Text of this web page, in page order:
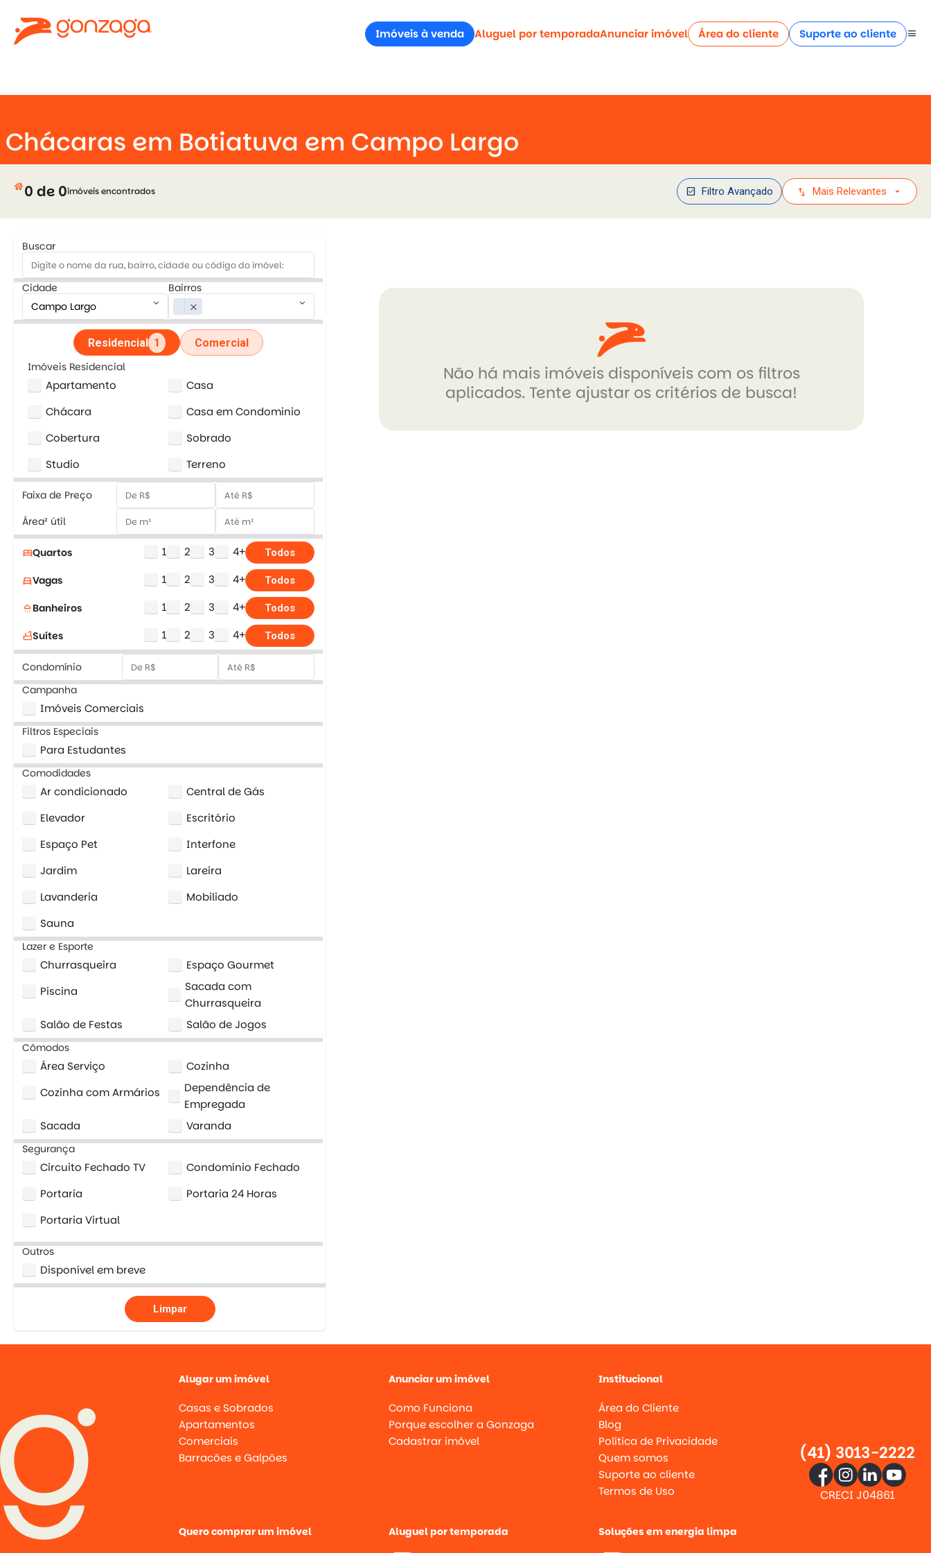
Imóveis à venda Aluguel por temporadaAnunciar imóvel Área do cliente Suporte ao cliente menu
Chácaras em Botiatuva em Campo Largo
house0 de 0imóveis encontrados check_box Filtro Avançado swap_vert Mais Relevantes arrow_drop_down
Buscar
Cidade
keyboard_arrow_down
Bairros
close keyboard_arrow_down
Residencial 1 Comercial
Imóveis Residencial
Apartamento
Casa
Chácara
Casa em Condominio
Cobertura
Sobrado
Studio
Terreno
Faixa de Preço
Área² útil
bedQuartos 1 2 3 4+ Todos
directions_carVagas 1 2 3 4+ Todos
shower Banheiros 1 2 3 4+ Todos
bathtubSuítes 1 2 3 4+ Todos
Condomínio
Campanha
Imóveis Comerciais
Filtros Especiais
Para Estudantes
Comodidades
Ar condicionado
Central de Gás
Elevador
Escritório
Espaço Pet
Interfone
Jardim
Lareira
Lavanderia
Mobiliado
Sauna
Lazer e Esporte
Churrasqueira
Espaço Gourmet
Piscina
Sacada com
Churrasqueira
Salão de Festas
Salão de Jogos
Cômodos
Área Serviço
Cozinha
Cozinha com Armários
Dependência de
Empregada
Sacada
Varanda
Segurança
Circuito Fechado TV
Condomínio Fechado
Portaria
Portaria 24 Horas
Portaria Virtual
Outros
Disponível em breve
Limpar
Não há mais imóveis disponíveis com os filtros
aplicados. Tente ajustar os critérios de busca!
Alugar um imóvel
Casas e Sobrados
Apartamentos
Comerciais
Barracões e Galpões
Anunciar um imóvel
Como Funciona
Porque escolher a Gonzaga
Cadastrar imóvel
Institucional
Área do Cliente
Blog
Política de Privacidade
Quem somos
Suporte ao cliente
Termos de Uso
Quero comprar um imóvel Aluguel por temporada Soluções em energia limpa
(41) 3013-2222
CRECI J04861